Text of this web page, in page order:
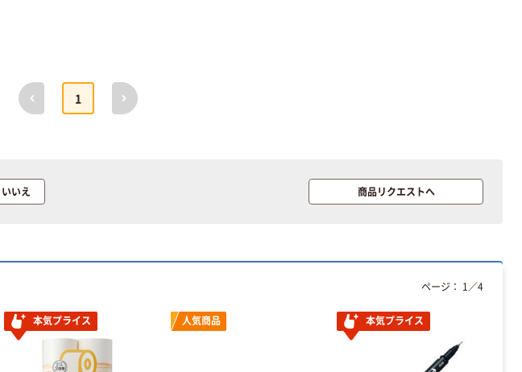
前へ
1
次へ
いいえ 商品リクエストへ
本気プライス 人気商品 本気プライス
ページ： 1 ／4